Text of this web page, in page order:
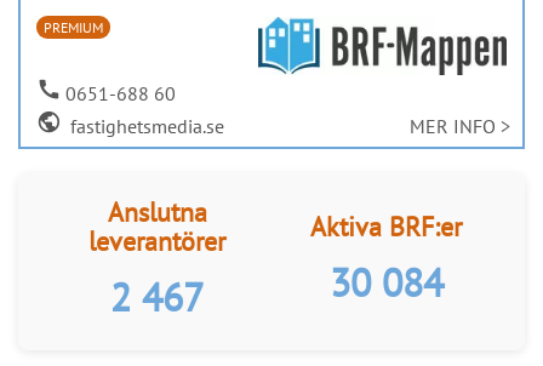
PREMIUM
call 0651-688 60
public fastighetsmedia.se MER INFO >
Anslutna
leverantörer
2 467
Aktiva BRF:er
30 084